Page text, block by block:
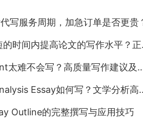
写服务周期，加急订单是否更贵
高论文的写作水平？正规的代写机构是否是提高写作水平的捷径？
会写？高质量写作建议及常见的错误排查攻略请收下
Essay如何写？文学分析高效写作指南！
Outline的完整撰写与应用技巧